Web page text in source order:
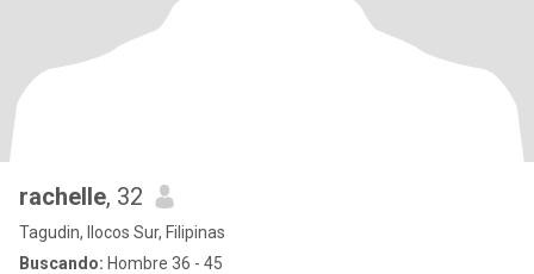
rachelle, 32
Tagudin, Ilocos Sur, Filipinas
Buscando: Hombre 36 - 45